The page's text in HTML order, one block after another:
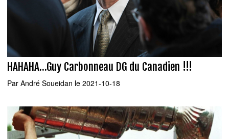
HAHAHA...Guy Carbonneau DG du Canadien !!!
Par André Soueidan le 2021-10-18